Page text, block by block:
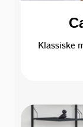
Klassiske